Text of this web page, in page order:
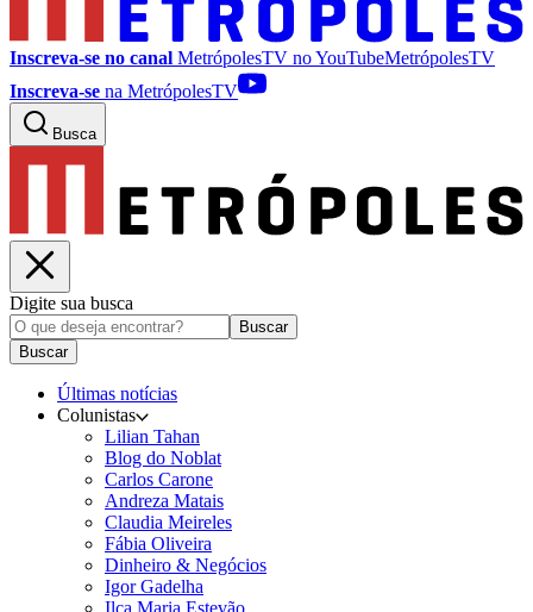
Inscreva-se no canal MetrópolesTV noYouTubeMetrópolesTV
Inscreva-se na MetrópolesTV
Busca
Digite sua busca
Buscar
Buscar
Últimas notícias
Colunistas
Lilian Tahan
Blog do Noblat
Carlos Carone
Andreza Matais
Claudia Meireles
Fábia Oliveira
Dinheiro & Negócios
Igor Gadelha
Ilca Maria Estevão